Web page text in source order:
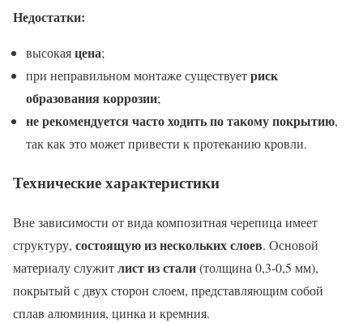
Недостатки:
высокаяцена;
при неправильном монтаже существуетриск
образования коррозии;
не рекомендуется часто ходить по такому покрытию,
так как это может привести к протеканию кровли.
Технические характеристики
Вне зависимости от вида композитная черепица имеет
структуру, состоящую из нескольких слоев. Основой
материалу служитлист из стали(толщина 0,3-0,5 мм),
покрытый с двух сторон слоем, представляющим собой
сплав алюминия, цинка и кремния.